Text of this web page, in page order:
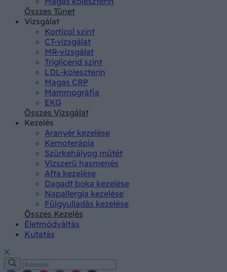
Összes Tünet
Vizsgálat
Kortizol szint
CT-vizsgálat
MR-vizsgálat
Triglicerid szint
LDL-koleszterin
Magas CRP
Mammográfia
EKG
Összes Vizsgálat
Kezelés
Aranyér kezelése
Kemoterápia
Szürkehályog műtét
Vízszerű hasmenés
Afta kezelése
Dagadt boka kezelése
Napallergia kezelése
Fülgyulladás kezelése
Összes Kezelés
Életmódváltás
Kutatás